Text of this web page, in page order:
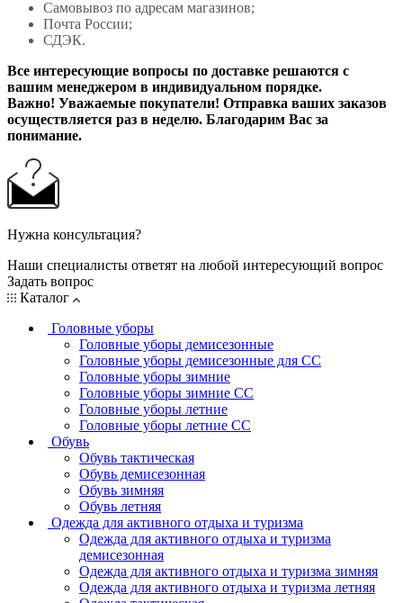
Самовывоз по адресам магазинов;
Почта России;
СДЭК.
Все интересующие вопросы по доставке решаются с
вашим менеджером в индивидуальном порядке.
Важно! Уважаемые покупатели! Отправка ваших заказов
осуществляется раз в неделю. Благодарим Вас за
понимание.
Нужна консультация?
Наши специалисты ответят на любой интересующий вопрос
Задать вопрос
Каталог
Головные уборы
Головные уборы демисезонные
Головные уборы демисезонные для СС
Головные уборы зимние
Головные уборы зимние СС
Головные уборы летние
Головные уборы летние СС
Обувь
Обувь тактическая
Обувь демисезонная
Обувь зимняя
Обувь летняя
Одежда для активного отдыха и туризма
Одежда для активного отдыха и туризма
демисезонная
Одежда для активного отдыха и туризма зимняя
Одежда для активного отдыха и туризма летняя